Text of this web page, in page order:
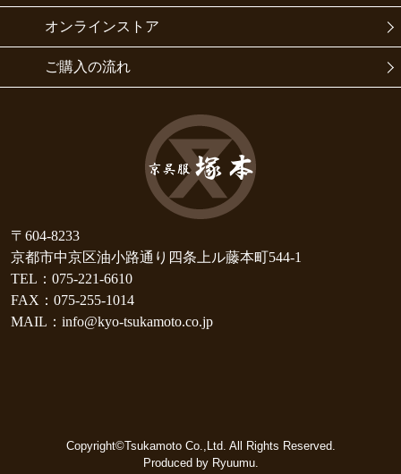
オンラインストア
ご購入の流れ
〒604-8233
京都市中京区油小路通り四条上ル藤本町544-1
TEL：075-221-6610
FAX：075-255-1014
MAIL：info@kyo-tsukamoto.co.jp
Copyright©Tsukamoto Co.,Ltd. All Rights Reserved.
Produced by Ryuumu.